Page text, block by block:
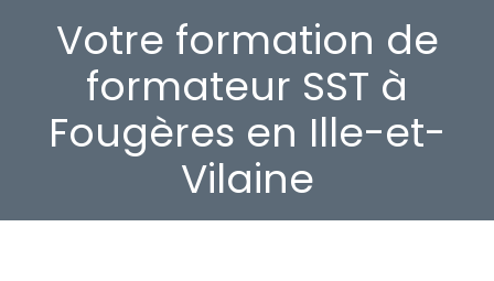
Votre formation de
formateur SST à
Fougères en Ille-et-
Vilaine